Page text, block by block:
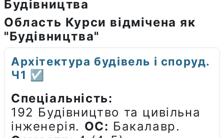
Будівництва
Область Курси відмічена як
"Будівництва"
Архітектура будівель і споруд.
Ч1 ☑️
Спеціальність:
192 Будівництво та цивільна
інженерія. ОС: Бакалавр.